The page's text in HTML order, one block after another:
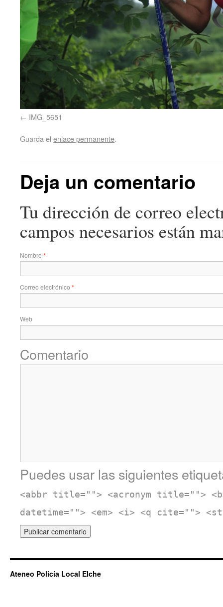
IMG_5651
Guarda el enlace permanente.
Deja un comentario
Tu dirección de correo
campos necesarios están
Nombre *
Correo electrónico *
Web
Comentario
Puedes usar las siguientes
<abbr title=""> <acronym title="">
datetime=""> <em> <i> <q cite="">
Ateneo Policía Local Elche